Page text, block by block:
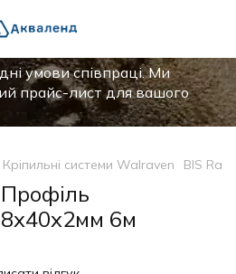
умови співпраці. Ми
прайс-лист для вашого
Кріпильні системи Walraven BIS
6м